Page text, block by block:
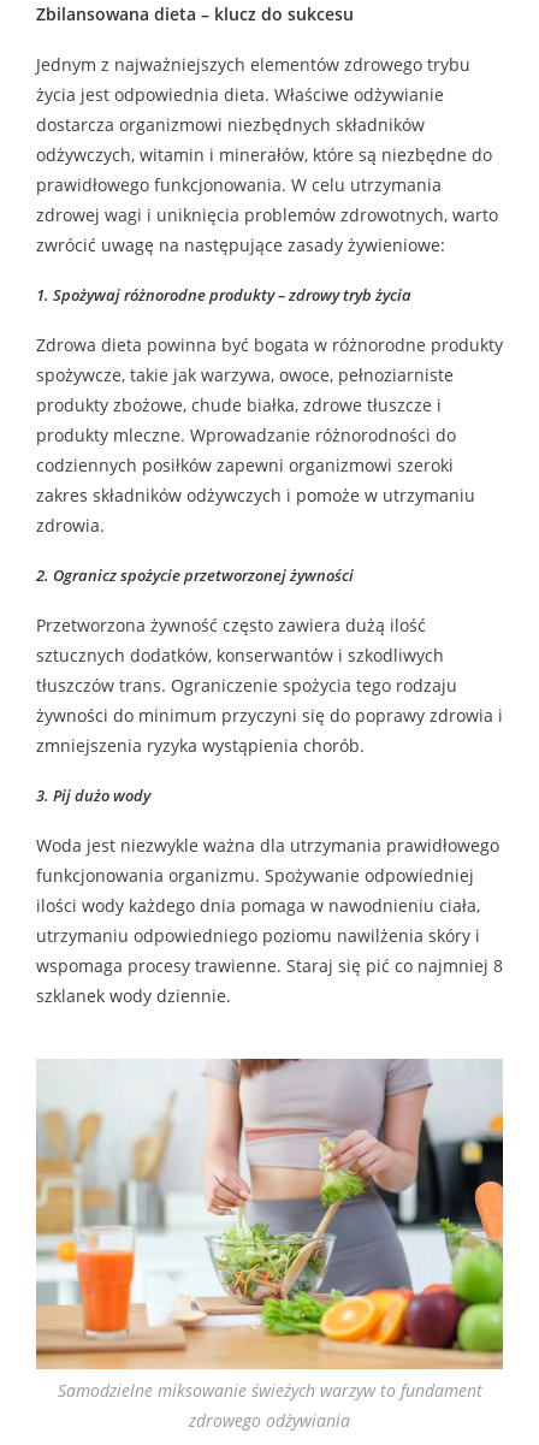
Zbilansowana dieta – klucz do sukcesu
Jednym z najważniejszych elementów zdrowego trybu
życia jest odpowiednia dieta. Właściwe odżywianie
dostarcza organizmowi niezbędnych składników
odżywczych, witamin i minerałów, które są niezbędne do
prawidłowego funkcjonowania. W celu utrzymania
zdrowej wagi i uniknięcia problemów zdrowotnych, warto
zwrócić uwagę na następujące zasady żywieniowe:
1. Spożywaj różnorodne produkty – zdrowy tryb życia
Zdrowa dieta powinna być bogata w różnorodne produkty
spożywcze, takie jak warzywa, owoce, pełnoziarniste
produkty zbożowe, chude białka, zdrowe tłuszcze i
produkty mleczne. Wprowadzanie różnorodności do
codziennych posiłków zapewni organizmowi szeroki
zakres składników odżywczych i pomoże w utrzymaniu
zdrowia.
2. Ogranicz spożycie przetworzonej żywności
Przetworzona żywność często zawiera dużą ilość
sztucznych dodatków, konserwantów i szkodliwych
tłuszczów trans. Ograniczenie spożycia tego rodzaju
żywności do minimum przyczyni się do poprawy zdrowia i
zmniejszenia ryzyka wystąpienia chorób.
3. Pij dużo wody
Woda jest niezwykle ważna dla utrzymania prawidłowego
funkcjonowania organizmu. Spożywanie odpowiedniej
ilości wody każdego dnia pomaga w nawodnieniu ciała,
utrzymaniu odpowiedniego poziomu nawilżenia skóry i
wspomaga procesy trawienne. Staraj się pić co najmniej 8
szklanek wody dziennie.
Samodzielne miksowanie świeżych warzyw to fundament
zdrowego odżywiania